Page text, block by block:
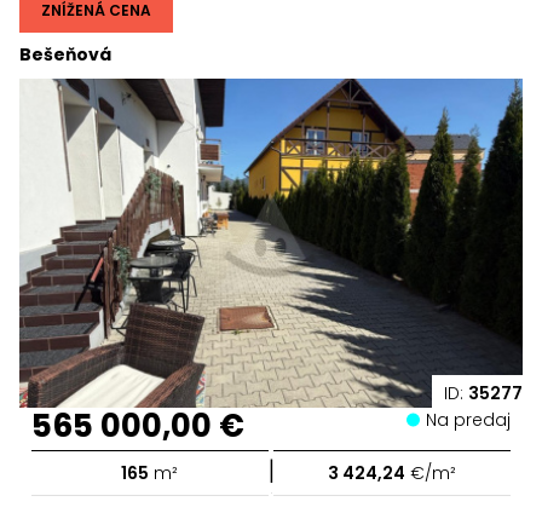
ID: 35277
Bešeňová
ZNÍŽENÁ CENA
565 000,00 € Na predaj
165 m² | 3 424,24 €/m²